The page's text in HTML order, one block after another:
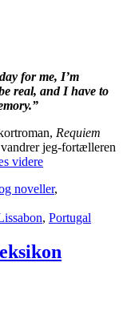
for me, I’m
real, and I have to
Requiem
jeg-fortælleren
videre
noveller,
, Portugal